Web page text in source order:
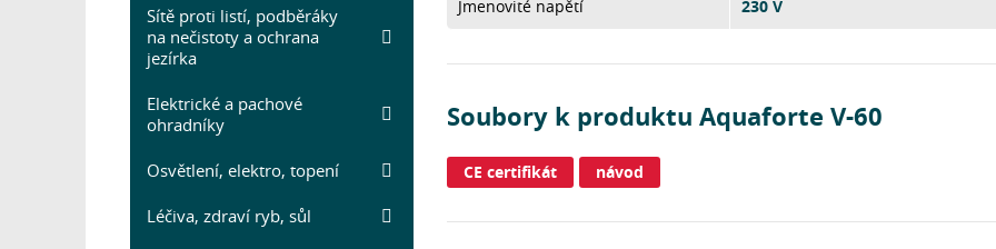
Sítě proti listí, podběráky
na nečistoty a ochrana
jezírka
Elektrické a pachové
ohradníky
Osvětlení, elektro, topení
Léčiva, zdraví ryb, sůl
Jmenovité napětí 230 V
Soubory k produktu Aquaforte V-60
CE certifikát návod